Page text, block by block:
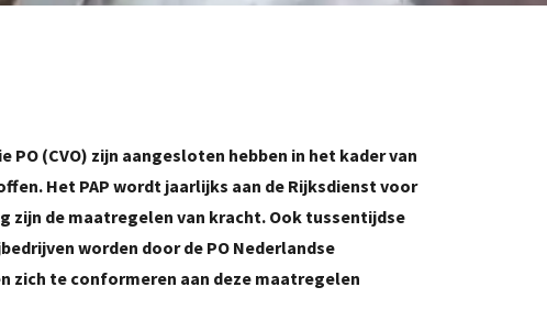
(CVO) zijn aangesloten hebben in het kader van
Het PAP wordt jaarlijks aan de Rijksdienst voor
zijn de maatregelen van kracht. Ook tussentijdse
worden door de PO Nederlandse
zich te conformeren aan deze maatregelen